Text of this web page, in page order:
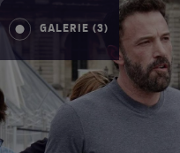
GALERIE (3)